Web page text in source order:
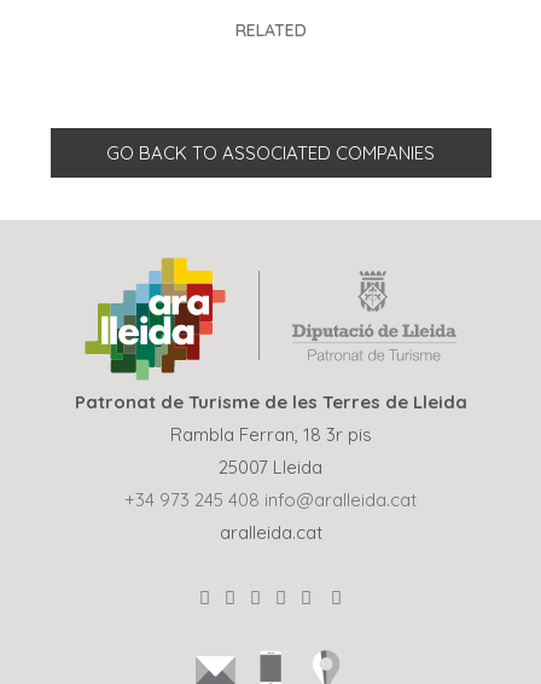
RELATED
GO BACK TO ASSOCIATED COMPANIES
Patronat de Turisme de les Terres de Lleida
Rambla Ferran, 18 3r pis
25007 Lleida
+34 973 245 408 info@aralleida.cat
aralleida.cat